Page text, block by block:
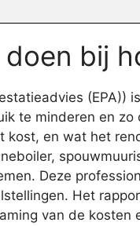
bij
(EPA))
te minderen en
en wat het
Deze
Het
van de